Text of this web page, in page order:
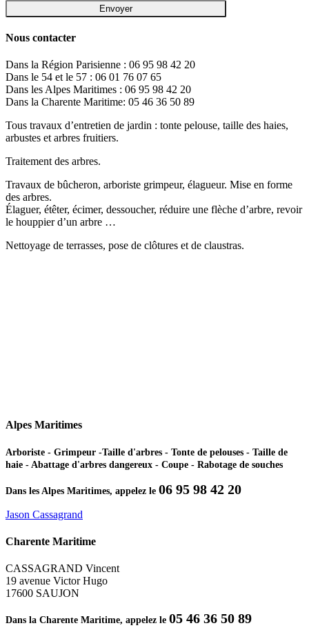
Nous contacter
Dans la Région Parisienne : 06 95 98 42 20
Dans le 54 et le 57 : 06 01 76 07 65
Dans les Alpes Maritimes : 06 95 98 42 20
Dans la Charente Maritime: 05 46 36 50 89
Tous travaux d’entretien de jardin : tonte pelouse, taille des haies,
arbustes et arbres fruitiers.
Traitement des arbres.
Travaux de bûcheron, arboriste grimpeur, élagueur. Mise en forme
des arbres.
Élaguer, étêter, écimer, dessoucher, réduire une flèche d’arbre, revoir
le houppier d’un arbre …
Nettoyage de terrasses, pose de clôtures et de claustras.
Alpes Maritimes
Arboriste - Grimpeur -Taille d'arbres - Tonte de pelouses - Taille de
haie - Abattage d'arbres dangereux - Coupe - Rabotage de souches
Dans les Alpes Maritimes, appelez le 06 95 98 42 20
Jason Cassagrand
Charente Maritime
CASSAGRAND Vincent
19 avenue Victor Hugo
17600 SAUJON
Dans la Charente Maritime, appelez le 05 46 36 50 89